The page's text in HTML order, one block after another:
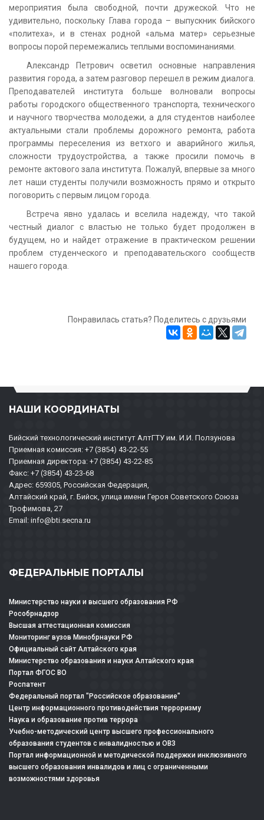
мероприятия была свободной, почти дружеской. Что не
удивительно, поскольку Глава города – выпускник бийского
«политеха», и в стенах родной «альма матер» серьезные
вопросы порой перемежались теплыми воспоминаниями.
Александр Петрович осветил основные направления
развития города, а затем разговор перешел в режим диалога.
Преподавателей института больше волновали вопросы
работы городского общественного транспорта, технического
и научного творчества молодежи, а для студентов наиболее
актуальными стали проблемы дорожного ремонта, работа
программы переселения из ветхого и аварийного жилья,
сложности трудоустройства, а также просили помочь в
ремонте актового зала института. Пожалуй, впервые за много
лет наши студенты получили возможность прямо и открыто
поговорить с первым лицом города.
Встреча явно удалась и вселила надежду, что такой
честный диалог с властью не только будет продолжен в
будущем, но и найдет отражение в практическом решении
проблем студенческого и преподавательского сообществ
нашего города.
Понравилась статья? Поделитесь с друзьями
НАШИ КООРДИНАТЫ
Бийский технологический институт АлтГТУ им. И.И. Ползунова
Приемная комиссия: +7 (3854) 43-22-55
Приемная директора: +7 (3854) 43-22-85
Факс: +7 (3854) 43-23-68
Адрес: 659305, Российская Федерация,
Алтайский край, г. Бийск, улица имени Героя Советского Союза
Трофимова, 27
Email: info@bti.secna.ru
ФЕДЕРАЛЬНЫЕ ПОРТАЛЫ
Министерство науки и высшего образования РФ
Рособрнадзор
Высшая аттестационная комиссия
Мониторинг вузов Минобрнауки РФ
Официальный сайт Алтайского края
Министерство образования и науки Алтайского края
Портал ФГОС ВО
Роспатент
Федеральный портал "Российское образование"
Центр информационного противодействия терроризму
Наука и образование против террора
Учебно-методический центр высшего профессионального
образования студентов с инвалидностью и ОВЗ
Портал информационной и методической поддержки инклюзивного
высшего образования инвалидов и лиц с ограниченными
возможностями здоровья